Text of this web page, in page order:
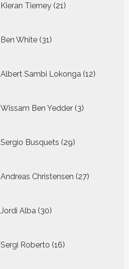
Kieran Tierney 21
producten
Ben White 31
producten
Albert Sambi Lokonga 12
Wissam Ben Yedder 3
producten
Sergio Busquets 29
producten
Andreas Christensen 27
producten
Jordi Alba 30
producten
Sergi Roberto 16
producten